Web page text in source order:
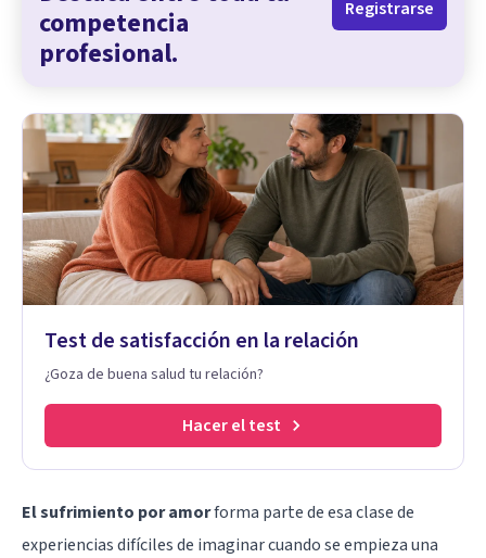
competencia
profesional.
Registrarse
Test de satisfacción en la relación
¿Goza de buena salud tu relación?
Hacer el test
El sufrimiento por amorforma parte de esa clase de
experiencias difíciles de imaginar cuando se empieza una